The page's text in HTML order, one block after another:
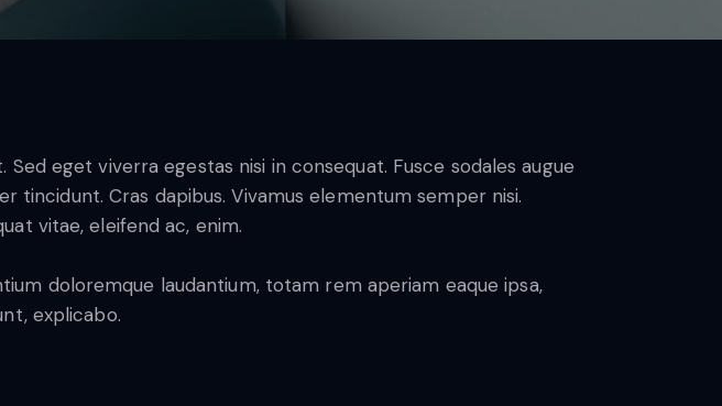
eget viverra egestas nisi in consequat. Fusce sodales augue
tincidunt. Cras dapibus. Vivamus elementum semper nisi.
vitae, eleifend ac, enim.
doloremque laudantium, totam rem aperiam eaque ipsa,
explicabo.